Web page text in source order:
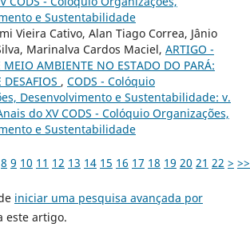
e Sustentabilidade
Vieira Cativo, Alan Tiago Correa, Jânio
Marinalva Cardos Maciel, ARTIGO -
MEIO AMBIENTE NO ESTADO DO PARÁ:
DESAFIOS , CODS - Colóquio
Desenvolvimento e Sustentabilidade: v.
do XV CODS - Colóquio Organizações,
e Sustentabilidade
8 9 10 11 12 13 14 15 16 17 18 19 20 21 22 > >>
iniciar uma pesquisa avançada por
este artigo.